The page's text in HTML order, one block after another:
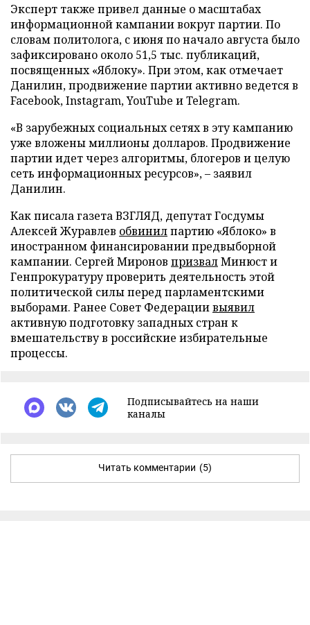
Эксперт также привел данные о масштабах
информационной кампании вокруг партии. По
словам политолога, с июня по начало августа было
зафиксировано около 51,5 тыс. публикаций,
посвященных «Яблоку». При этом, как отмечает
Данилин, продвижение партии активно ведется в
Facebook, Instagram, YouTube и Telegram.
«В зарубежных социальных сетях в эту кампанию
уже вложены миллионы долларов. Продвижение
партии идет через алгоритмы, блогеров и целую
сеть информационных ресурсов», – заявил
Данилин.
Как писала газета ВЗГЛЯД, депутат Госдумы
Алексей Журавлев обвинилпартию «Яблоко» в
иностранном финансировании предвыборной
кампании. Сергей Миронов призвалМинюст и
Генпрокуратуру проверить деятельность этой
политической силы перед парламентскими
выборами. Ранее Совет Федерациивыявил
активную подготовку западных стран к
вмешательству в российские избирательные
процессы.
Подписывайтесь на наши
каналы
Читать комментарии (5)